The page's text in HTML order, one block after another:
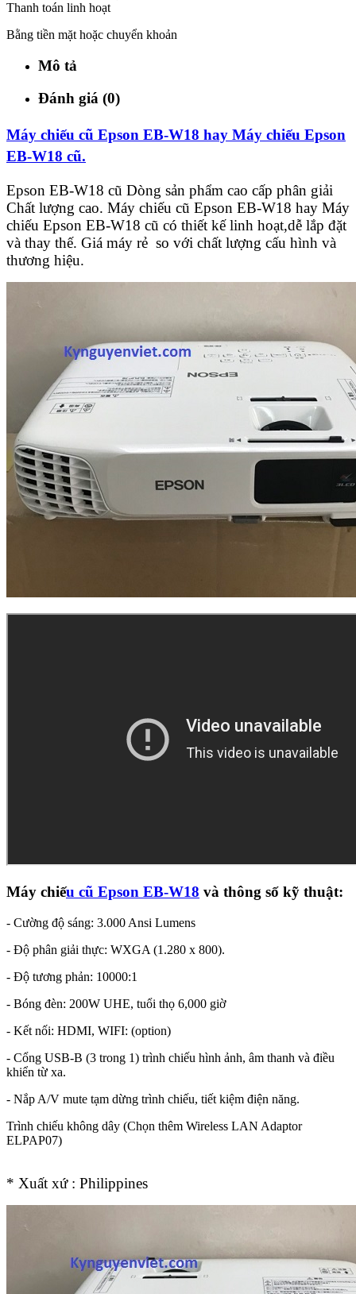
Thanh toán linh hoạt
Bằng tiền mặt hoặc chuyển khoản
Mô tả
Đánh giá (0)
Máy chiếu cũ Epson EB-W18 hay Máy chiếu Epson
EB-W18 cũ.
Epson EB-W18 cũ Dòng sản phẩm cao cấp phân giải
Chất lượng cao. Máy chiếu cũ Epson EB-W18 hay Máy
chiếu Epson EB-W18 cũ có thiết kế linh hoạt,dễ lắp đặt
và thay thế. Giá máy rẻ so với chất lượng cấu hình và
thương hiệu.
Máy chiếu cũ Epson EB-W18 và thông số kỹ thuật:
- Cường độ sáng: 3.000 Ansi Lumens
- Độ phân giải thực: WXGA (1.280 x 800).
- Độ tương phản: 10000:1
- Bóng đèn: 200W UHE, tuổi thọ 6,000 giờ
- Kết nối: HDMI, WIFI: (option)
- Cổng USB-B (3 trong 1) trình chiếu hình ảnh, âm thanh và điều
khiển từ xa.
- Nắp A/V mute tạm dừng trình chiếu, tiết kiệm điện năng.
Trình chiếu không dây (Chọn thêm Wireless LAN Adaptor
ELPAP07)
* Xuất xứ : Philippines